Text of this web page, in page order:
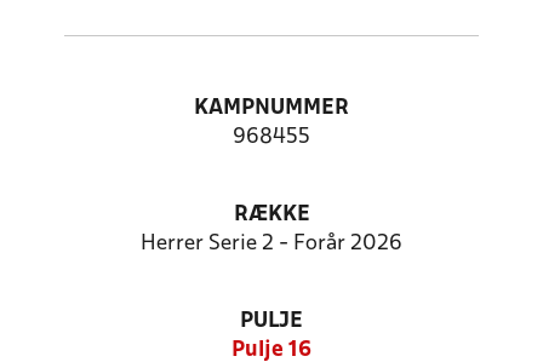
KAMPNUMMER
968455
RÆKKE
Herrer Serie 2 - Forår 2026
PULJE
Pulje 16